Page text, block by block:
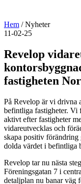
Hem /Nyheter
11-02-25
Revelop
fastigheten
På Revelop är vi drivna
befintliga fastigheter. Vi
aktivt efter fastigheter
vidareutvecklas och
skapa positiv förändring
dolda värdet i befintliga
Revelop tar nu nästa
Föreningsgatan 7 i
detaljplan nu banar väg